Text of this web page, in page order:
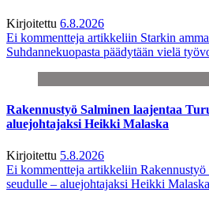
Kirjoitettu 6.8.2026
Ei kommentteja artikkeliin Starkin
Suhdannekuopasta päädytään vielä
Rakennustyö Salminen laajentaa
aluejohtajaksi Heikki Malaska
Kirjoitettu 5.8.2026
Ei kommentteja artikkeliin Rakennustyö
seudulle – aluejohtajaksi Heikki Malaska